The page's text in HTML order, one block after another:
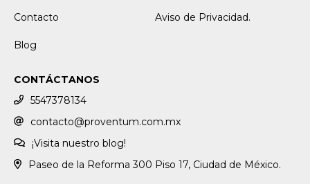
Contacto Aviso de Privacidad.
Blog
CONTÁCTANOS
5547378134
contacto@proventum.com.mx
¡Visita nuestro blog!
Paseo de la Reforma 300 Piso 17, Ciudad de México.